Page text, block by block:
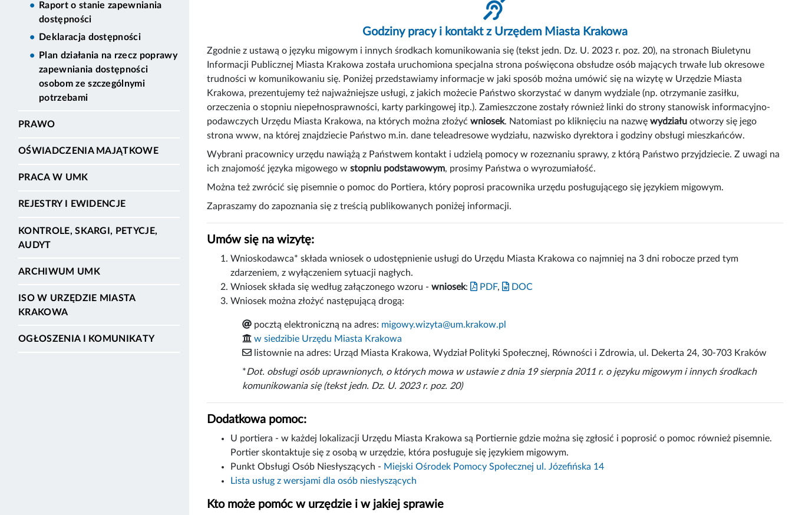
Raport o stanie zapewniania
dostępności
Deklaracja dostępności
Plan działania na rzecz poprawy
zapewniania dostępności
osobom ze szczególnymi
potrzebami
PRAWO
OŚWIADCZENIA MAJĄTKOWE
PRACA W UMK
REJESTRY I EWIDENCJE
KONTROLE, SKARGI, PETYCJE,
AUDYT
ARCHIWUM UMK
ISO W URZĘDZIE MIASTA
KRAKOWA
OGŁOSZENIA I KOMUNIKATY
Godziny pracy i kontakt z Urzędem Miasta Krakowa
Zgodnie z ustawą o języku migowym i innych środkach komunikowania się (tekst jedn. Dz. U. 2023 r. poz. 20), na stronach Biuletynu
Informacji Publicznej Miasta Krakowa została uruchomiona specjalna strona poświęcona obsłudze osób mających trwałe lub okresowe
trudności w komunikowaniu się. Poniżej przedstawiamy informacje w jaki sposób można umówić się na wizytę w Urzędzie Miasta
Krakowa, prezentujemy też najważniejsze usługi, z jakich możecie Państwo skorzystać w danym wydziale (np. otrzymanie zasiłku,
orzeczenia o stopniu niepełnosprawności, karty parkingowej itp.). Zamieszczone zostały również linki do strony stanowisk informacyjno-
podawczych Urzędu Miasta Krakowa, na których można złożyć wniosek. Natomiast po kliknięciu na nazwę wydziału otworzy się jego
strona www, na której znajdziecie Państwo m.in. dane teleadresowe wydziału, nazwisko dyrektora i godziny obsługi mieszkańców.
Wybrani pracownicy urzędu nawiążą z Państwem kontakt i udzielą pomocy w rozeznaniu sprawy, z którą Państwo przyjdziecie. Z uwagi na
ich znajomość języka migowego w stopniu podstawowym, prosimy Państwa o wyrozumiałość.
Można też zwrócić się pisemnie o pomoc do Portiera, który poprosi pracownika urzędu posługującego się językiem migowym.
Zapraszamy do zapoznania się z treścią publikowanych poniżej informacji.
Umów się na wizytę:
Wnioskodawca* składa wniosek o udostępnienie usługi do Urzędu Miasta Krakowa co najmniej na 3 dni robocze przed tym
zdarzeniem, z wyłączeniem sytuacji nagłych.
Wniosek składa się według załączonego wzoru - wniosek: PDF,
DOC
Wniosek można złożyć następującą drogą:
pocztą elektroniczną na adres: migowy.wizyta@um.krakow.pl
w siedzibie Urzędu Miasta Krakowa
listownie na adres: Urząd Miasta Krakowa, Wydział Polityki Społecznej, Równości i Zdrowia, ul. Dekerta 24, 30-703 Kraków
*Dot. obsługi osób uprawnionych, o których mowa w ustawie z dnia 19 sierpnia 2011 r. o języku migowym i innych środkach
komunikowania się (tekst jedn. Dz. U. 2023 r. poz. 20)
Dodatkowa pomoc:
U portiera - w każdej lokalizacji Urzędu Miasta Krakowa są Portiernie gdzie można się zgłosić i poprosić o pomoc również pisemnie.
Portier skontaktuje się z osobą w urzędzie, która posługuje się językiem migowym.
Punkt Obsługi Osób Niesłyszących - Miejski Ośrodek Pomocy Społecznej ul. Józefińska 14
Lista usług z wersjami dla osób niesłyszących
Kto może pomóc w urzędzie i w jakiej sprawie